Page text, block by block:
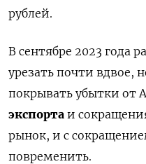
рублей.
В сентябре 2023 года
урезать почти вдвое,
покрывать убытки от
экспорта и
рынок, и с
повременить.